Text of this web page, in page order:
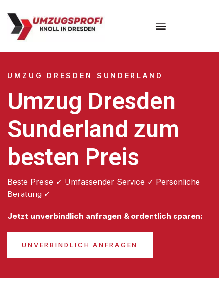
UMZUG DRESDEN SUNDERLAND
Umzug Dresden
Sunderland zum
besten Preis
Beste Preise ✓ Umfassender Service ✓ Persönliche
Beratung ✓
Jetzt unverbindlich anfragen & ordentlich sparen:
UNVERBINDLICH ANFRAGEN